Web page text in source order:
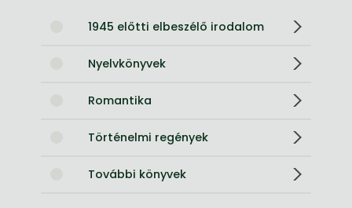
1945 előtti elbeszélő irodalom
Nyelvkönyvek
Romantika
Történelmi regények
További könyvek